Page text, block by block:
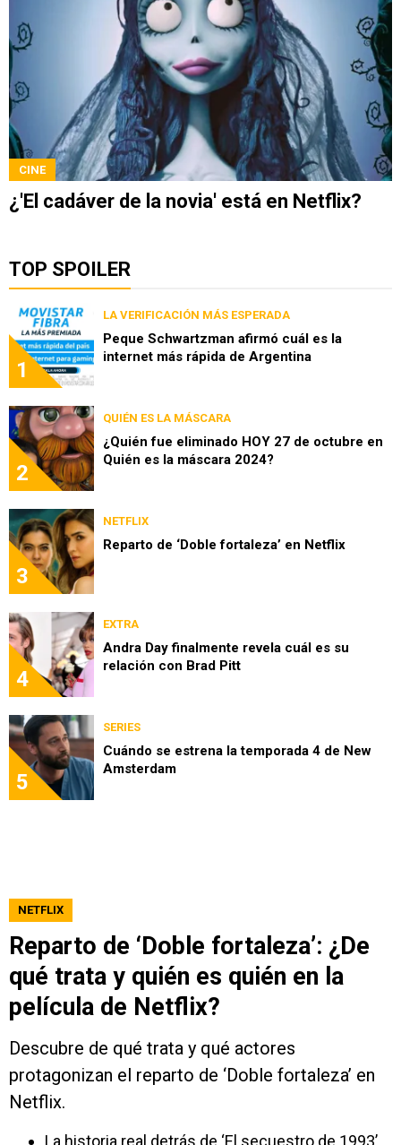
CINE
¿'El cadáver de la novia' está en Netflix?
TOP SPOILER
1
LA VERIFICACIÓN MÁS ESPERADA
Peque Schwartzman afirmó cuál es la
internet más rápida de Argentina
2
QUIÉN ES LA MÁSCARA
¿Quién fue eliminado HOY 27 de octubre en
Quién es la máscara 2024?
3
NETFLIX
Reparto de ‘Doble fortaleza’ en Netflix
4
EXTRA
Andra Day finalmente revela cuál es su
relación con Brad Pitt
5
SERIES
Cuándo se estrena la temporada 4 de New
Amsterdam
NETFLIX
Reparto de ‘Doble fortaleza’: ¿De
qué trata y quién es quién en la
película de Netflix?
Descubre de qué trata y qué actores
protagonizan el reparto de ‘Doble fortaleza’ en
Netflix.
La historia real detrás de ‘El secuestro de 1993’